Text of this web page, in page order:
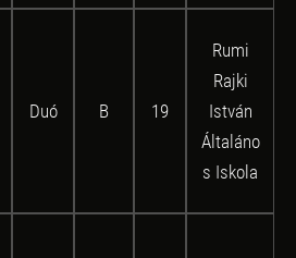
Duó B 19
Rumi
Rajki
István
Általáno
s Iskola